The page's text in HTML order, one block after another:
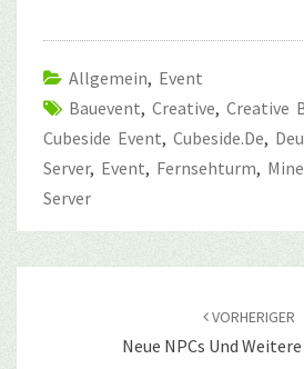
Allgemein, Event
Bauevent, Creative, Creative
Cubeside Event, Cubeside.de,
Server, Event, Fernsehturm,
Server
VORHERIGER
Neue NPCs Und